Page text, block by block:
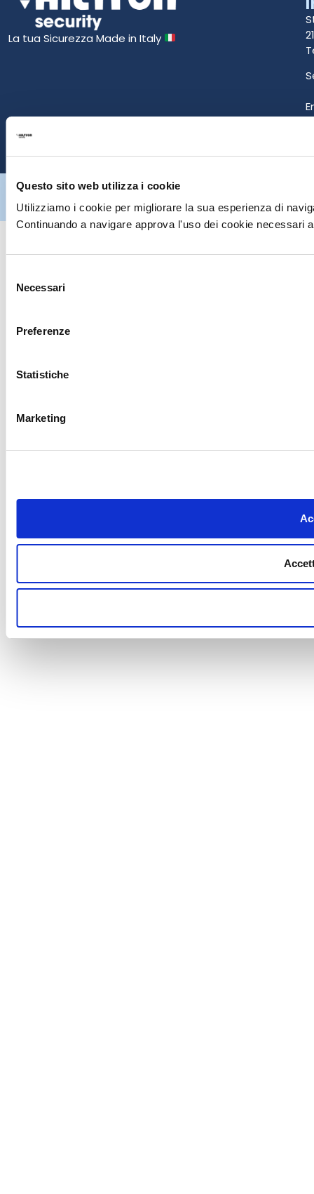
Questo sito web utilizza i cookie
Utilizziamo i cookie per migliorare la sua esperienza di
Continuando a navigare approva l'uso dei cookie necessari
delNecessari
Preferenze
Statistiche
Marketing
La tua Sicurezza Made in Italy
Hiltron Security è distribuito in Italia da Hiltron Land S.r.l. | P.IVA
riservati